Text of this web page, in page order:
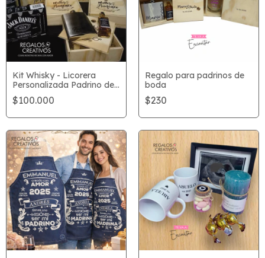
Kit Whisky - Licorera
Personalizada Padrino de
Boda
$100.000
Regalo para padrinos de
boda
$230